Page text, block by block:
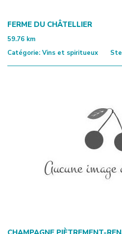
FERME DU CHÂTELLIER
59.76 km
Catégorie: Vins et spiritueux